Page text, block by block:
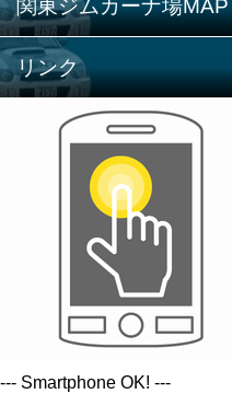
関東ジムカーナ場MAP
リンク
--- Smartphone OK! ---